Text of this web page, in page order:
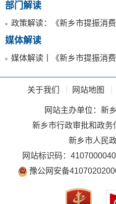
部门解读
政策解读：《新乡市提振消费
媒体解读
媒体解读丨《新乡市提振消费
关于我们 网站地图
网站主办单位：新
新乡市行政审批和政务
新乡市人民
网站标识码：4107000040
豫公网安备